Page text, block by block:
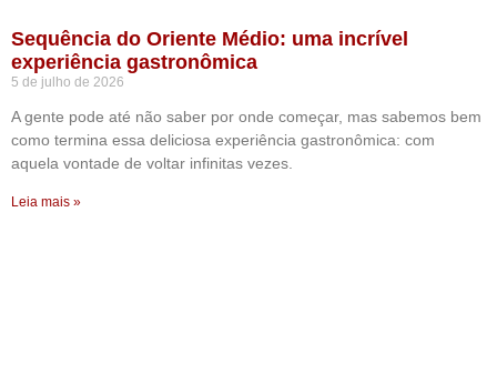
Sequência do Oriente Médio: uma incrível
experiência gastronômica
5 de julho de 2026
A gente pode até não saber por onde começar, mas sabemos bem
como termina essa deliciosa experiência gastronômica: com
aquela vontade de voltar infinitas vezes.
Leia mais »